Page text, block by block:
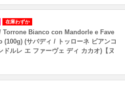
在庫わずか
Torrone Bianco con Mandorle e Fave
(100g) (サバディ / トッローネ ビアンコ
ドルレ エ ファーヴェ ディ カカオ)【ヌ